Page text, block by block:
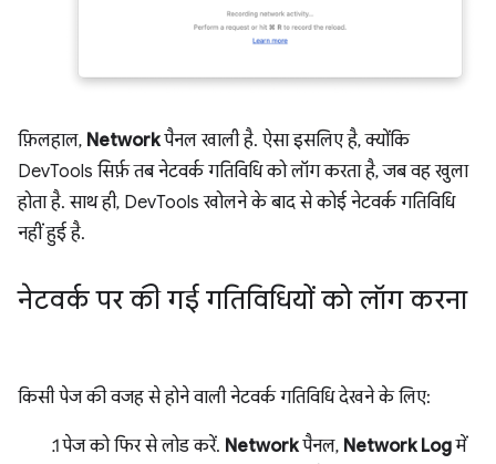
फ़िलहाल, Networkपैनल खाली है. ऐसा इसलिए है, क्योंकि
DevTools सिर्फ़ तब नेटवर्क गतिविधि को लॉग करता है, जब वह खुला
होता है. साथ ही, DevTools खोलने के बाद से कोई नेटवर्क गतिविधि
नहीं हुई है.
नेटवर्क पर की गई गतिविधियों को लॉग करना
किसी पेज की वजह से होने वाली नेटवर्क गतिविधि देखने के लिए:
पेज को फिर से लोड करें. Networkपैनल, Network Logमें